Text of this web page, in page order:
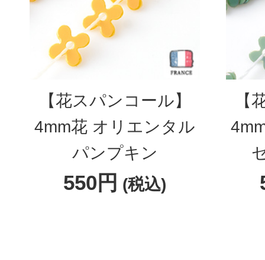
【花スパンコール】
4mm花 オリエンタル
パンプキン
550円 (税込)
【